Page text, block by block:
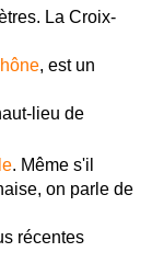
La Croix-
, est un
lieu de
. Même s'il
on parle de
récentes